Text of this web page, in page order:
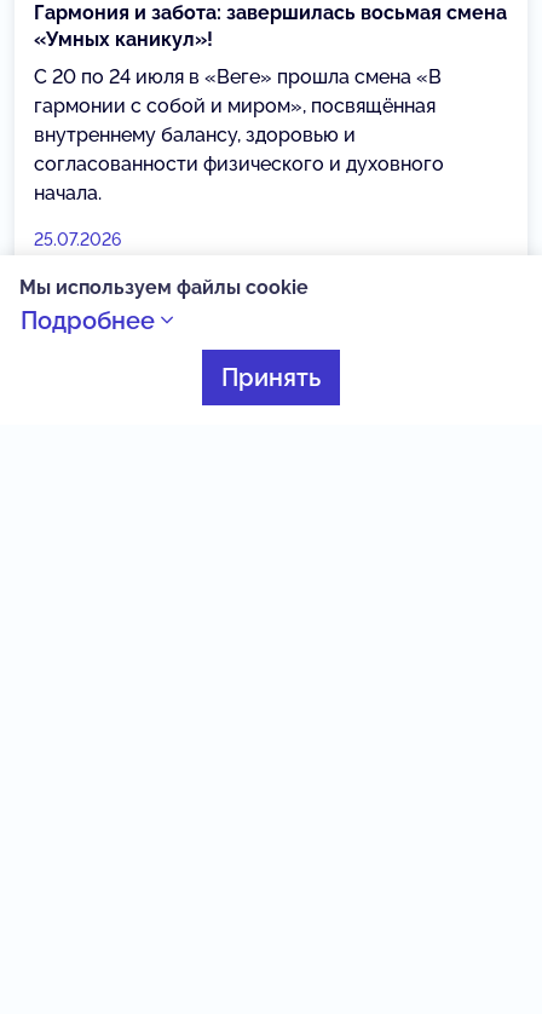
Гармония и забота: завершилась восьмая смена
«Умных каникул»!
С 20 по 24 июля в «Веге» прошла смена «В
гармонии с собой и миром», посвящённая
внутреннему балансу, здоровью и
согласованности физического и духовного
начала.
25.07.2026
Умные каникулы
Мы используем файлы cookie
Подробнее
Принять